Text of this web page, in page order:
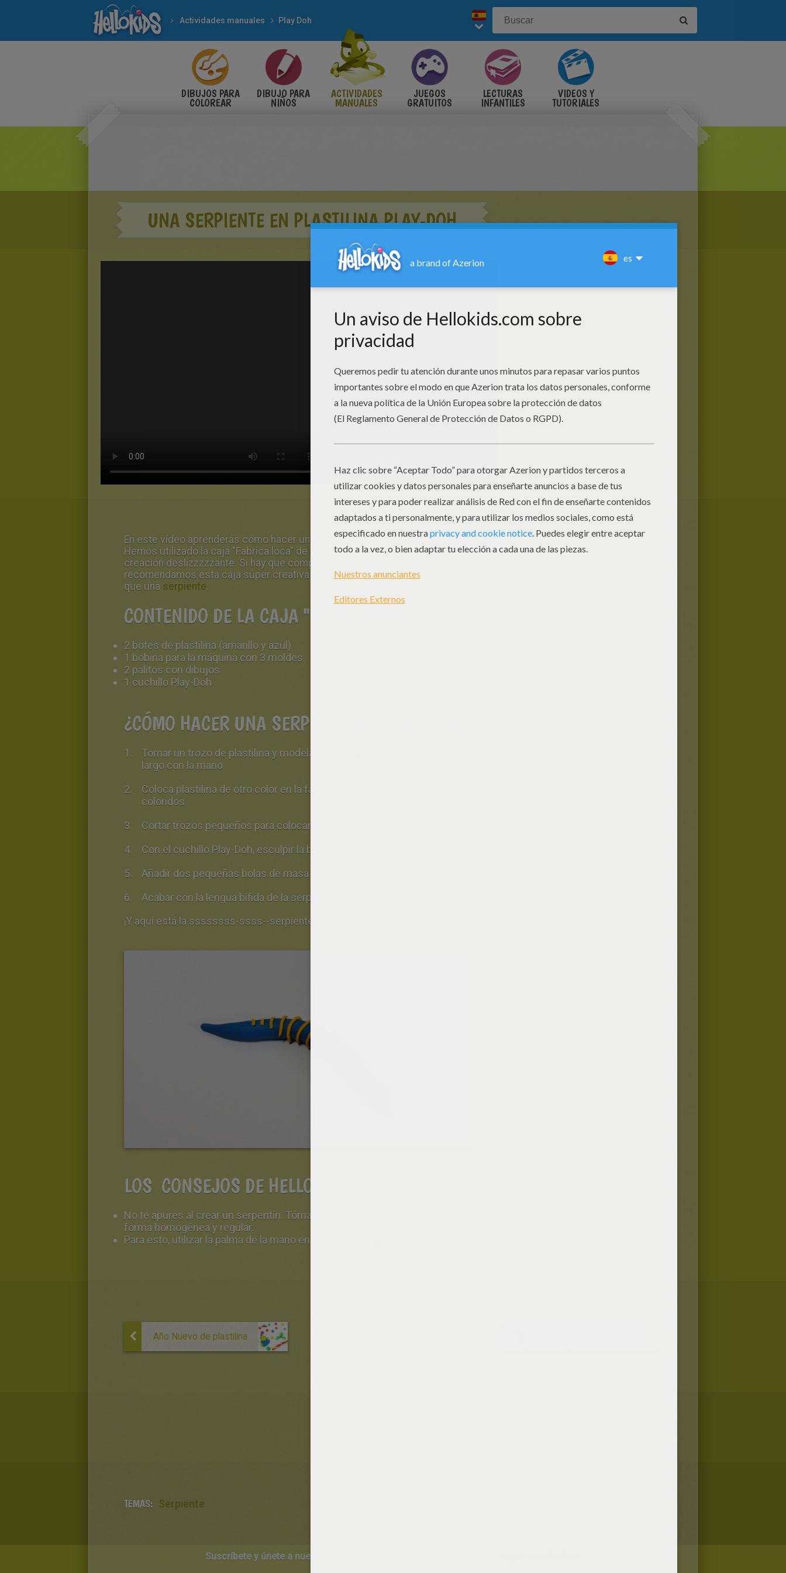
Actividades manuales Play Doh
DIBUJOS PARA
COLOREAR
DIBUJO PARA
NIÑOS
ACTIVIDADES
MANUALES
JUEGOS
GRATUITOS
LECTURAS
INFANTILES
VIDEOS Y
TUTORIALES
UNA SERPIENTE EN PLASTILINA PLAY-DOH
En este vídeo aprenderás cómo hacer una serpientecon plastilina Play-Doh.
Hemos utilizado la caja "Fabrica loca" de Play-Doh para realizar nuestra
creación deslizzzzzante. Si hay que comprar una sola caja Play-Doh,
recomendamos esta caja súper creativa que te permite hacer mucho más
que una serpiente.
CONTENIDO DE LA CAJA "FABRICA LOCA"
2 botes de plastilina (amarillo y azul)
1 bobina para la máquina con 3 moldes
2 palitos con dibujos
1 cuchillo Play-Doh
¿CÓMO HACER UNA SERPIENTE DE PLASTILINA?
Tomar un trozo de plastilina y modelar un serpentín demasiado
largo con la mano.
Coloca plastilina de otro color en la fabrica loca para crear los hilos
coloridos.
Cortar trozos pequeños para colocarlos en el serpentín.
Con el cuchillo Play-Doh, esculpir la boca.
Añadir dos pequeñas bolas de masa para los ojos.
Acabar con la lengua bífida de la serpiente, añadir 2 hilos de plastilina.
¡Y aquí está la ssssssss-ssss--serpiente loca!
LOS CONSEJOS DE HELLOKIDS:
No te apures al crear un serpentín. Tómate el tiempo para modelar una
forma homogénea y regular.
Para esto, utilizar la palma de la mano en lugar de los dedos.
Año Nuevo de plastilina
TEMAS: Serpiente
Suscríbete y únete a nuestro canal de vídeos para niños en Youtube: